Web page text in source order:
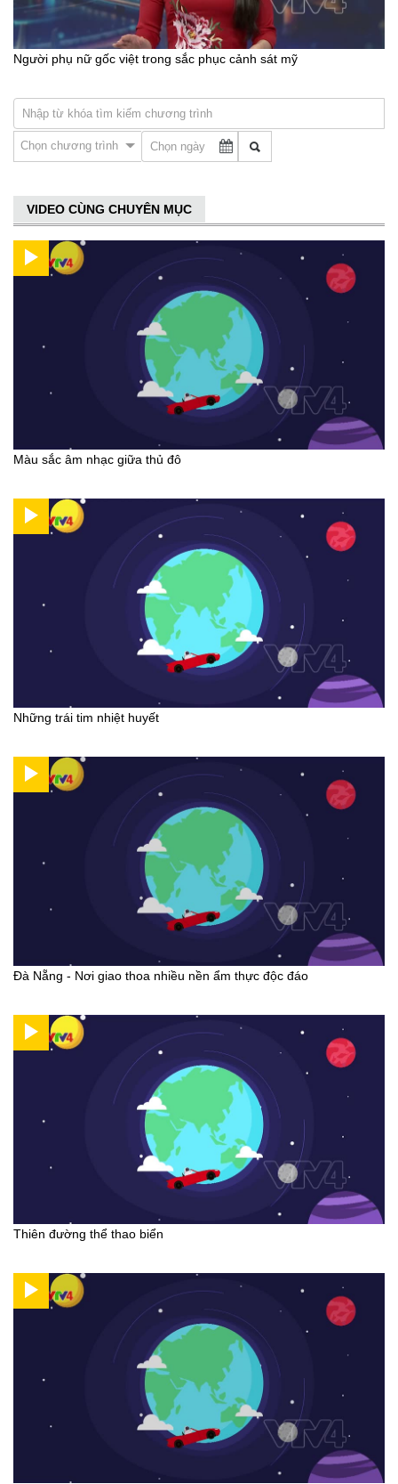
Người phụ nữ gốc việt trong sắc phục cảnh sát mỹ
Chọn chương trình
VIDEO CÙNG CHUYÊN MỤC
Màu sắc âm nhạc giữa thủ đô
Những trái tim nhiệt huyết
Đà Nẵng - Nơi giao thoa nhiều nền ẩm thực độc đáo
Thiên đường thể thao biển